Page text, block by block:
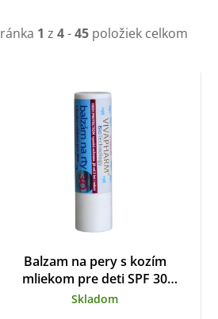
1 z 4-45 položiek celkom
Balzam na pery s kozím
mliekom pre deti SPF 30
VIVAPHARM 4,2 g
Skladom